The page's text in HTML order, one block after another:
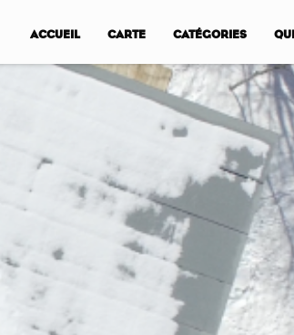
ACCUEIL CARTE CATÉGORIES